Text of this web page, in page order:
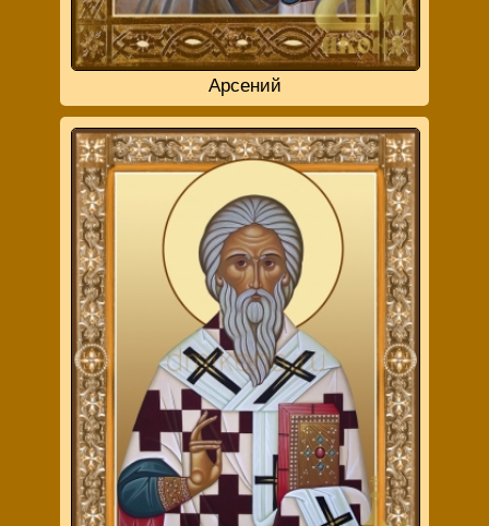
Арсений